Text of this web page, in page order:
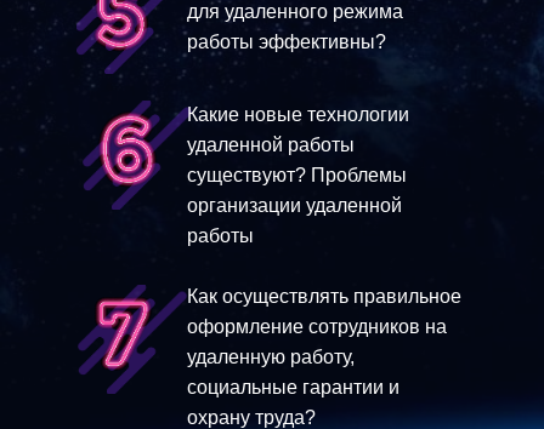
для удаленного режима
работы эффективны?
Какие новые технологии
удаленной работы
существуют? Проблемы
организации удаленной
работы
Как осуществлять правильное
оформление сотрудников на
удаленную работу,
социальные гарантии и
охрану труда?